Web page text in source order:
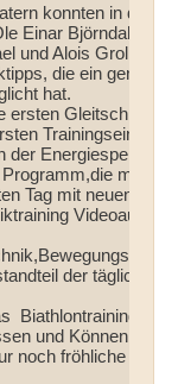
konnten in den
Einar Björndahlen
und Alois Groll
die ein
hat.
ersten Gleitschritte
Trainingseinheit,
der Energiespeicher
Tag mit neuen
der täglichen
Biathlontraining mit
und Können die
noch fröhliche und